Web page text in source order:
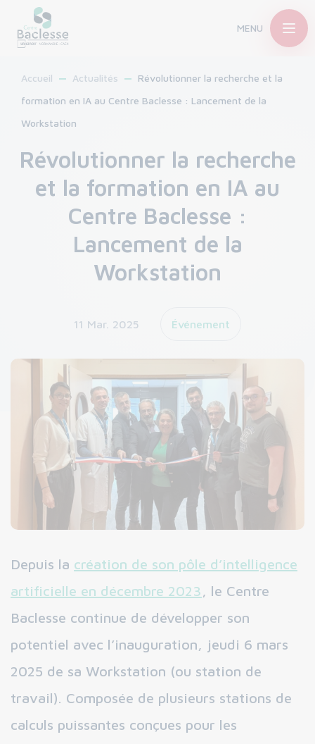
MENU
Accueil Actualités
Révolutionner la recherche et la
formation en IA au Centre Baclesse : Lancement de la
Workstation
Révolutionner la recherche
et la formation en IA au
Centre Baclesse :
Lancement de la
Workstation
11 Mar. 2025 Événement
Depuis la création de son pôle d’intelligence
artificielle en décembre 2023 , le Centre
Baclesse continue de développer son
potentiel avec l’inauguration, jeudi 6 mars
2025 de sa Workstation (ou station de
travail). Composée de plusieurs stations de
calculs puissantes conçues pour les